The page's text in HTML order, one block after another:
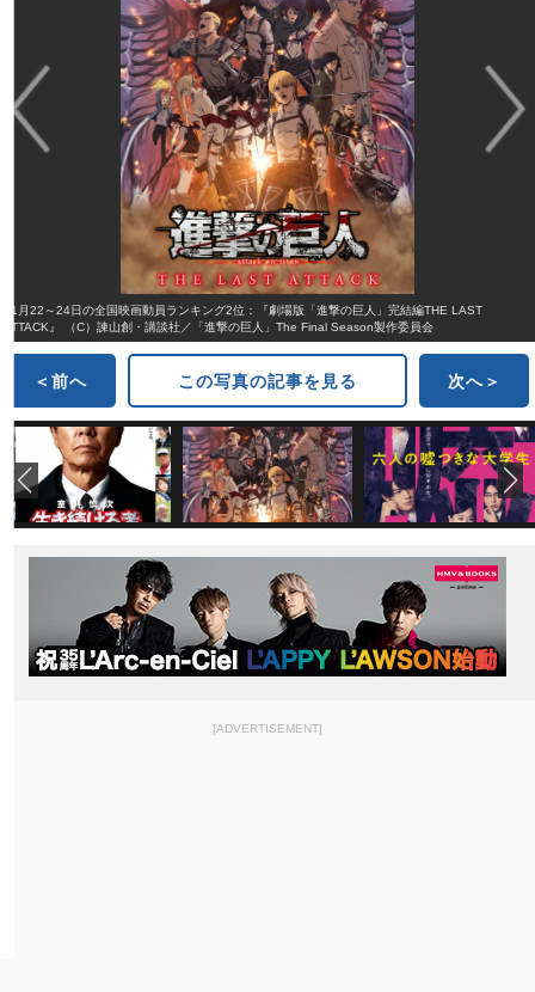
11月22～24日の全国映画動員ランキング2位：『劇場版「進撃の巨人」完結編THE LAST
ATTACK』 （C）諫山創・講談社／「進撃の巨人」The Final Season製作委員会
＜前へ この写真の記事を見る 次へ＞
[ADVERTISEMENT]